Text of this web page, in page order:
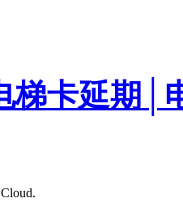
梯卡延期│